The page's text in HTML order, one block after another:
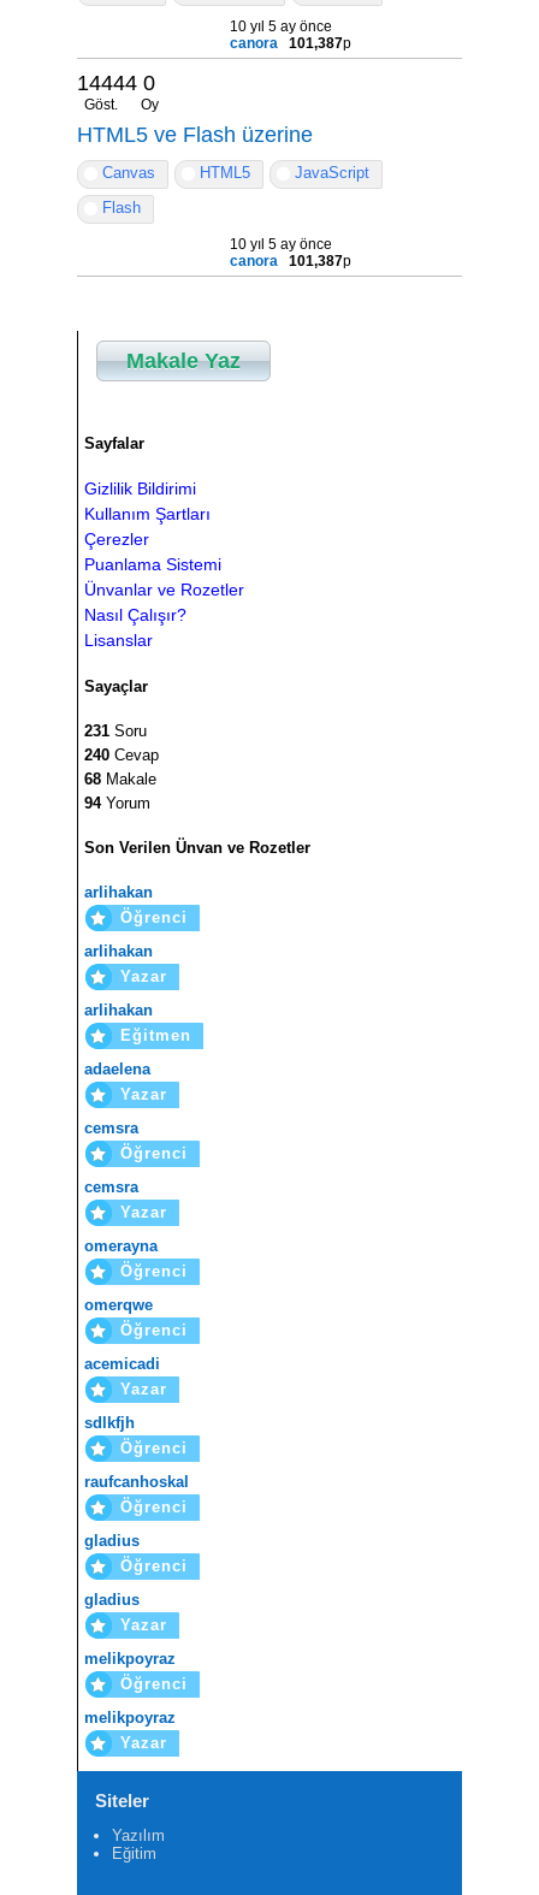
10 yıl 5 ay önce
canora
101,387p
14444
Göst.
0
Oy
HTML5 ve Flash üzerine
Canvas HTML5
JavaScript
Flash
10 yıl 5 ay önce
canora
101,387p
Makale Yaz
Sayfalar
Gizlilik Bildirimi
Kullanım Şartları
Çerezler
Puanlama Sistemi
Ünvanlar ve Rozetler
Nasıl Çalışır?
Lisanslar
Sayaçlar
231 Soru
240 Cevap
68 Makale
94Yorum
Son Verilen Ünvan ve Rozetler
arlihakan
Öğrenci
arlihakan
Yazar
arlihakan
Eğitmen
adaelena
Yazar
cemsra
Öğrenci
cemsra
Yazar
omerayna
Öğrenci
omerqwe
Öğrenci
acemicadi
Yazar
sdlkfjh
Öğrenci
raufcanhoskal
Öğrenci
gladius
Öğrenci
gladius
Yazar
melikpoyraz
Öğrenci
melikpoyraz
Yazar
Siteler
Yazılım
Eğitim